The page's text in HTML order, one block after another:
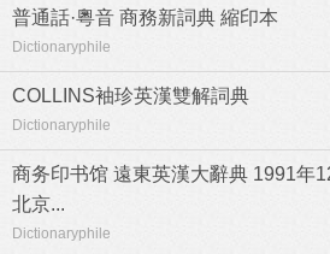
普通話·粵音 商務新詞典 縮印本
Dictionaryphile
COLLINS袖珍英漢雙解詞典
Dictionaryphile
商务印书馆 遠東英漢大辭典 1991年
北京...
Dictionaryphile